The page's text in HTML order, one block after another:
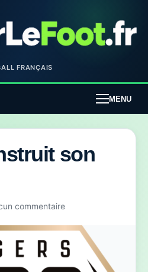
FRANÇAIS
MENU
son
commentaire